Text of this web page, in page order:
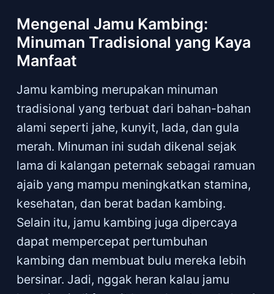
Mengenal Jamu Kambing:
Minuman Tradisional yang Kaya
Manfaat
Jamu kambing merupakan minuman
tradisional yang terbuat dari bahan-bahan
alami seperti jahe, kunyit, lada, dan gula
merah. Minuman ini sudah dikenal sejak
lama di kalangan peternak sebagai ramuan
ajaib yang mampu meningkatkan stamina,
kesehatan, dan berat badan kambing.
Selain itu, jamu kambing juga dipercaya
dapat mempercepat pertumbuhan
kambing dan membuat bulu mereka lebih
bersinar. Jadi, nggak heran kalau jamu